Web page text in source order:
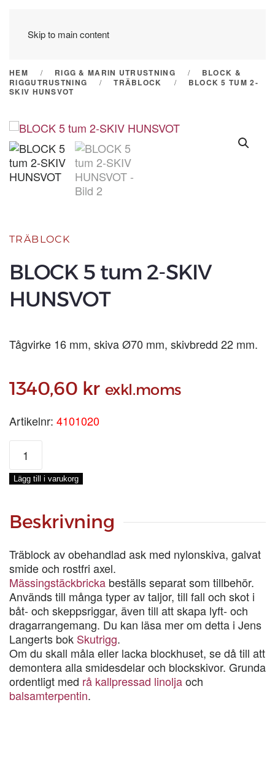
Skip to main content
HEM RIGG & MARIN UTRUSTNING
BLOCK &
RIGGUTRUSTNING
TRÄBLOCK
BLOCK 5 TUM 2-
SKIV HUNSVOT
TRÄBLOCK
BLOCK 5 tum 2-SKIV
HUNSVOT
Tågvirke 16 mm, skiva Ø70 mm, skivbredd 22 mm.
1340,60 kr exkl.moms
Artikelnr: 4101020
BLOCK
tum
2-
HUNSVOT
mängd
Lägg till i varukorg
Beskrivning
Träblock av obehandlad ask med nylonskiva, galvat
smide och rostfri axel.
Mässingstäckbricka beställs separat som tillbehör.
Används till många typer av taljor, till fall och skot i
båt- och skeppsriggar, även till att skapa lyft- och
dragarrangemang. Du kan läsa mer om detta i Jens
Langerts bok Skutrigg.
Om du skall måla eller lacka blockhuset, se då till att
demontera alla smidesdelar och blockskivor. Grunda
ordentligt med rå kallpressad linoljaoch
balsamterpentin.